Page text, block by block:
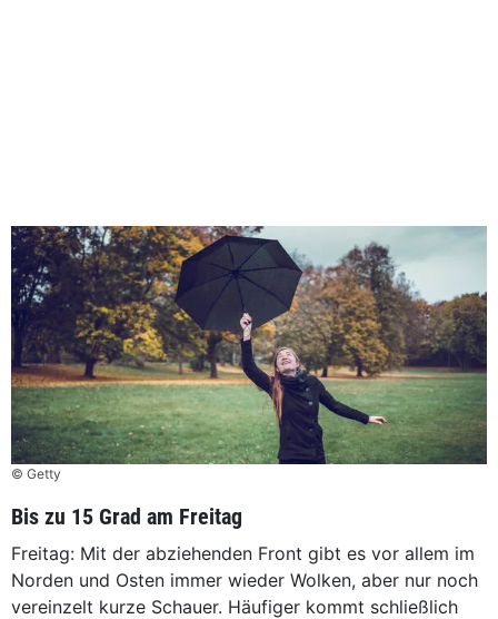
© Getty
Bis zu 15 Grad am Freitag
Freitag: Mit der abziehenden Front gibt es vor allem im
Norden und Osten immer wieder Wolken, aber nur noch
vereinzelt kurze Schauer. Häufiger kommt schließlich